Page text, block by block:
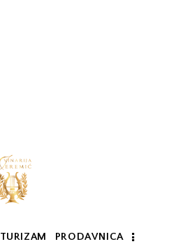
TURIZAM PRODAVNICA